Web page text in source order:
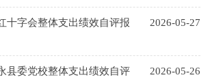
2026-05-27
十字会整体支出绩效自评报
2026-05-26
县委党校整体支出绩效自评